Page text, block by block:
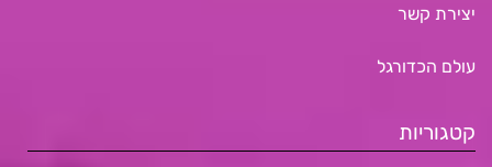
יצירת קשר
עולם הכדורגל
קטגוריות